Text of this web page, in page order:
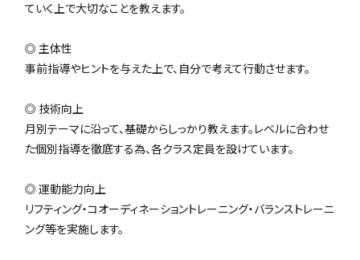
ていく上で大切なことを教えます。
◎ 主体性
事前指導やヒントを与えた上で、自分で考えて行動させます。
◎ 技術向上
月別テーマに沿って、基礎からしっかり教えます。レベルに合わせ
た個別指導を徹底する為、各クラス定員を設けています。
◎ 運動能力向上
リフティング・コオーディネーショントレーニング・バランストレーニ
ング等を実施します。